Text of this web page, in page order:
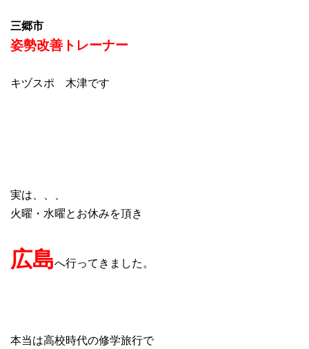
三郷市
姿勢改善トレーナー
キヅスポ 木津です
実は、、、
火曜・水曜とお休みを頂き
広島へ行ってきました。
本当は高校時代の修学旅行で